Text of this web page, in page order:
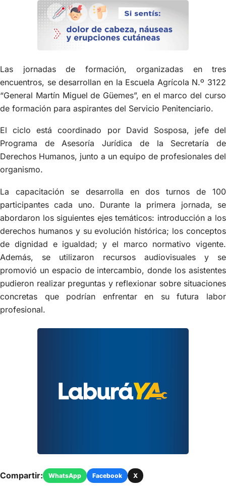
Las jornadas de formación, organizadas en tres
encuentros, se desarrollan en la Escuela Agrícola N.º 3122
“General Martín Miguel de Güemes”, en el marco del curso
de formación para aspirantes del Servicio Penitenciario.
El ciclo está coordinado por David Sosposa, jefe del
Programa de Asesoría Jurídica de la Secretaría de
Derechos Humanos, junto a un equipo de profesionales del
organismo.
La capacitación se desarrolla en dos turnos de 100
participantes cada uno. Durante la primera jornada, se
abordaron los siguientes ejes temáticos: introducción a los
derechos humanos y su evolución histórica; los conceptos
de dignidad e igualdad; y el marco normativo vigente.
Además, se utilizaron recursos audiovisuales y se
promovió un espacio de intercambio, donde los asistentes
pudieron realizar preguntas y reflexionar sobre situaciones
concretas que podrían enfrentar en su futura labor
profesional.
Compartir: WhatsApp Facebook X